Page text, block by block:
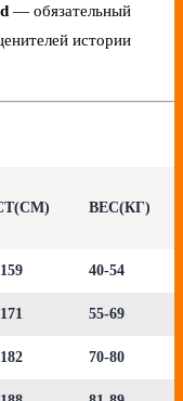
— обязательный
истории
ВЕС(КГ)
40-54
55-69
70-80